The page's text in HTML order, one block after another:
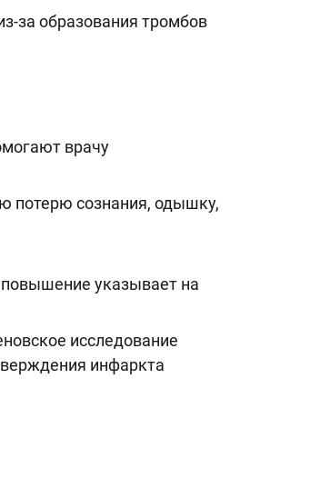
за образования тромбов
врачу
потерю сознания, одышку,
указывает на
исследование
инфаркта